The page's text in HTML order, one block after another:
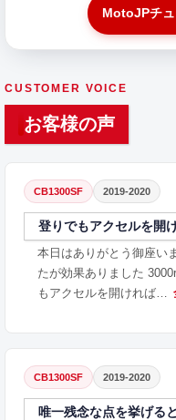
MotoJPチ
CUSTOMER VOICE
お客様の声
CB1300SF 2019-2020
登りでもアクセルを開
本日はありがとう御座い
たが効果ありました
もアクセルを開ければ…
CB1300SF 2019-2020
唯一残念な点を挙げる